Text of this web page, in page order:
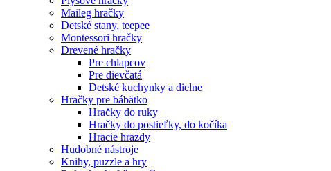
Maileg hračky
Detské stany, teepee
Montessori hračky
Drevené hračky
Pre chlapcov
Pre dievčatá
Detské kuchynky a dielne
Hračky pre bábätko
Hračky do ruky
Hračky do postieľky, do kočíka
Hracie hrazdy
Hudobné nástroje
Knihy, puzzle a hry